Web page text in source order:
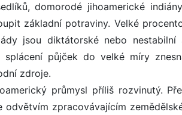
domorodé jihoamerické
základní potraviny. Velké
jsou diktátorské nebo
půjček do velké míry
zdroje.
průmysl příliš rozvinutý.
zpracovávajícím